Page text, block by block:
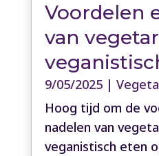
Voordelen
van
9/05/2025|
Hoog tijd om de
nadelen van
veganistisch eten